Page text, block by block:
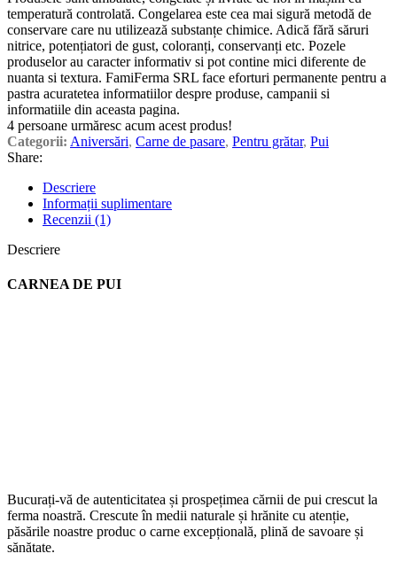
temperatură controlată. Congelarea este cea mai sigură metodă de
conservare care nu utilizează substanțe chimice. Adică fără săruri
nitrice, potențiatori de gust, coloranți, conservanți etc. Pozele
produselor au caracter informativ si pot contine mici diferente de
nuanta si textura. FamiFerma SRL face eforturi permanente pentru a
pastra acuratetea informatiilor despre produse, campanii si
informatiile din aceasta pagina.
4 persoane urmăresc acum acest produs!
Categorii: Aniversări, Carne de pasare, Pentru grătar, Pui
Share:
Descriere
Informații suplimentare
Recenzii (1)
Descriere
CARNEA DE PUI
Bucurați-vă de autenticitatea și prospețimea cărnii de pui crescut la
ferma noastră. Crescute în medii naturale și hrănite cu atenție,
păsările noastre produc o carne excepțională, plină de savoare și
sănătate.